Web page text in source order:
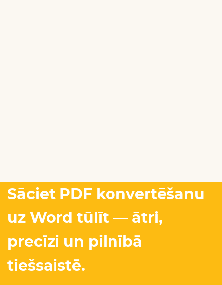
Sāciet PDF konvertēšanu
uz Word tūlīt — ātri,
precīzi un pilnībā
tiešsaistē.